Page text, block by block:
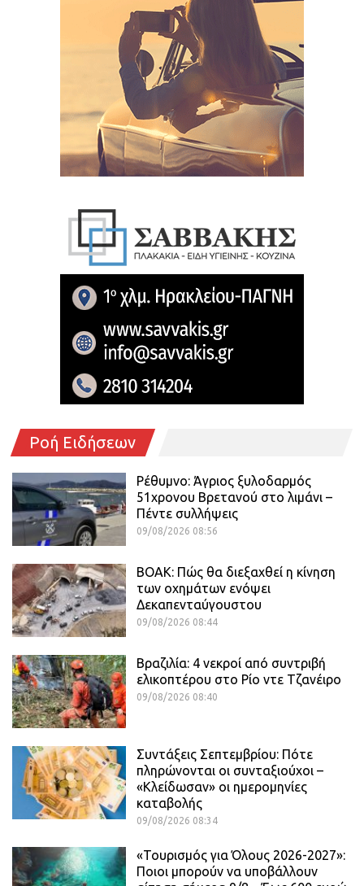
Ροή Ειδήσεων
Ρέθυμνο: Άγριος ξυλοδαρμός
51χρονου Βρετανού στο λιμάνι –
Πέντε συλλήψεις
09/08/2026 08:56
ΒΟΑΚ: Πώς θα διεξαχθεί η κίνηση
των οχημάτων ενόψει
Δεκαπενταύγουστου
09/08/2026 08:44
Βραζιλία: 4 νεκροί από συντριβή
ελικοπτέρου στο Ρίο ντε Τζανέιρο
09/08/2026 08:40
Συντάξεις Σεπτεμβρίου: Πότε
πληρώνονται οι συνταξιούχοι –
«Κλείδωσαν» οι ημερομηνίες
καταβολής
09/08/2026 08:34
«Τουρισμός για Όλους 2026-2027»:
Ποιοι μπορούν να υποβάλλουν